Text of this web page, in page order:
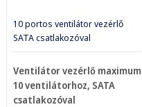
10 portos ventilátor vezérlő
SATA csatlakozóval
Ventilátor vezérlő maximum
10 ventilátorhoz, SATA
csatlakozóval